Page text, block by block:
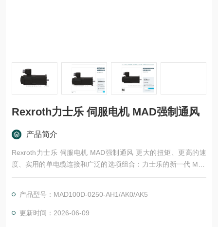
Rexroth力士乐 伺服电机 MAD强制通风
产品简介
Rexroth力士乐 伺服电机 MAD强制通风 更大的扭矩、更高的速
度、实用的单电缆连接和广泛的选项组合：力士乐的新一代 MS2
N 电机将高动态性与紧凑的尺寸和优良能源效率相结合。低惯量
能解决方案，MS2N 电机用作数据源。
产品型号：MAD100D-0250-AH1/AK0/AK5
更新时间：2026-06-09